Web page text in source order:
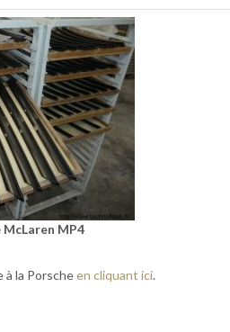
MP4
la Porscheen cliquant ici.